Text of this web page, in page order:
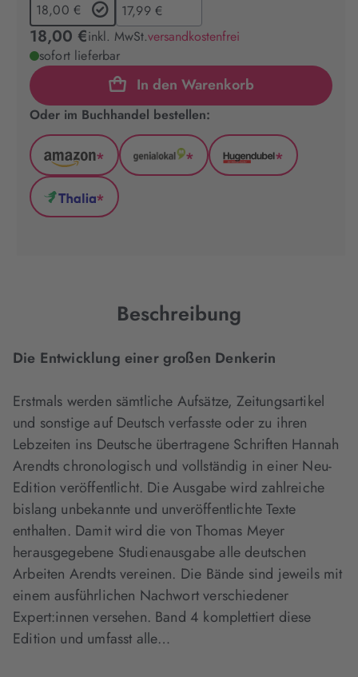
18,00 €
17,99 €
18,00 €inkl. MwSt.versandkostenfrei
sofort lieferbar
In den Warenkorb
Oder im Buchhandel bestellen:
Amazon
(wird
in
neuem
*
GenialLokal
*
Hugendubel
*
Thalia
*
Beschreibung
Die Entwicklung einer großen Denkerin
Erstmals werden sämtliche Aufsätze, Zeitungsartikel
und sonstige auf Deutsch verfasste oder zu ihren
Lebzeiten ins Deutsche übertragene Schriften Hannah
Arendts chronologisch und vollständig in einer Neu-
Edition veröffentlicht. Die Ausgabe wird zahlreiche
bislang unbekannte und unveröffentlichte Texte
enthalten. Damit wird die von Thomas Meyer
herausgegebene Studienausgabe alle deutschen
Arbeiten Arendts vereinen. Die Bände sind jeweils mit
einem ausführlichen Nachwort verschiedener
Expert:innen versehen. Band 4 komplettiert diese
Edition und umfasst alle…